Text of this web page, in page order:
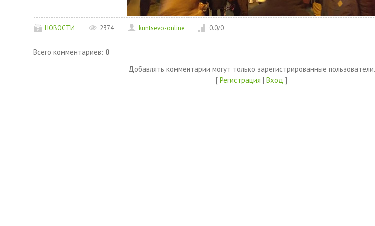
НОВОСТИ 2374 kuntsevo-online 0.0/0
Всего комментариев: 0
Добавлять комментарии могут только зарегистрированные пользователи.
[ Регистрация | Вход ]